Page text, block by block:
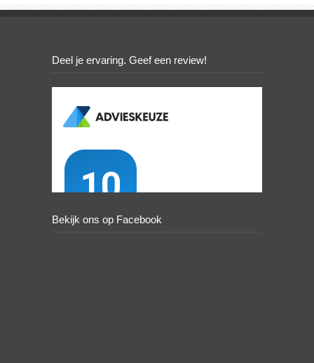
Deel je ervaring. Geef een review!
Bekijk ons op Facebook